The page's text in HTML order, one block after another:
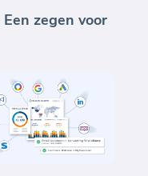
zegen voor